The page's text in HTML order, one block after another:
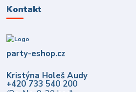
Kontakt
party-eshop.cz
Kristýna Holeš Audy
+420 733 540 200